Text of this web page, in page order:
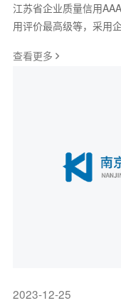
江苏省企业质量信用
用评价最高级等，采用
查看更多
2023-12-25